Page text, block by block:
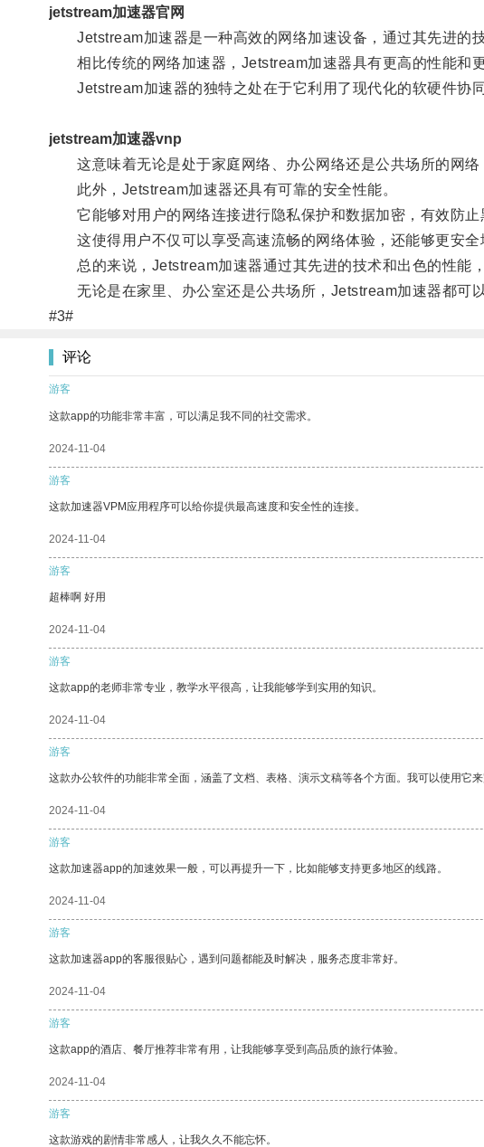
jetstream加速器官网
Jetstream加速器是一种高效的网络加速设备，通过其先进的技
相比传统的网络加速器，Jetstream加速器具有更高的性能和更
Jetstream加速器的独特之处在于它利用了现代化的软硬件协
jetstream加速器vnp
这意味着无论是处于家庭网络、办公网络还是公共场所的网络
此外，Jetstream加速器还具有可靠的安全性能。
它能够对用户的网络连接进行隐私保护和数据加密，有效防止
这使得用户不仅可以享受高速流畅的网络体验，还能够更安全
总的来说，Jetstream加速器通过其先进的技术和出色的性能，
无论是在家里、办公室还是公共场所，Jetstream加速器都可
#3#
评论
游客
这款app的功能非常丰富，可以满足我不同的社交需求。
2024-11-04
游客
这款加速器VPM应用程序可以给你提供最高速度和安全性的连接。
2024-11-04
游客
超棒啊 好用
2024-11-04
游客
这款app的老师非常专业，教学水平很高，让我能够学到实用的知识。
2024-11-04
游客
这款办公软件的功能非常全面，涵盖了文档、表格、演示文稿等各个方面。我可以使用它
2024-11-04
游客
这款加速器app的加速效果一般，可以再提升一下，比如能够支持更多地区的线路。
2024-11-04
游客
这款加速器app的客服很贴心，遇到问题都能及时解决，服务态度非常好。
2024-11-04
游客
这款app的酒店、餐厅推荐非常有用，让我能够享受到高品质的旅行体验。
2024-11-04
游客
这款游戏的剧情非常感人，让我久久不能忘怀。